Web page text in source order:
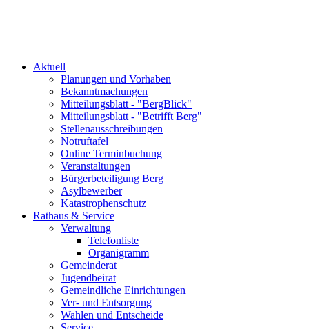
Aktuell
Planungen und Vorhaben
Bekanntmachungen
Mitteilungsblatt - "BergBlick"
Mitteilungsblatt - "Betrifft Berg"
Stellenausschreibungen
Notruftafel
Online Terminbuchung
Veranstaltungen
Bürgerbeteiligung Berg
Asylbewerber
Katastrophenschutz
Rathaus & Service
Verwaltung
Telefonliste
Organigramm
Gemeinderat
Jugendbeirat
Gemeindliche Einrichtungen
Ver- und Entsorgung
Wahlen und Entscheide